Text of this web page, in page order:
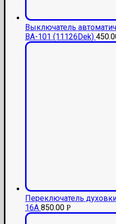
Выключатель
ВА-101 (11126Dek)
Переключатель
16A 850.00 Р